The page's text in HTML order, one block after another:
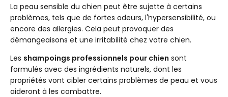
La peau sensible du chien peut être sujette à certains
problèmes, tels que de fortes odeurs, l'hypersensibilité, ou
encore des allergies. Cela peut provoquer des
démangeaisons et une irritabilité chez votre chien.
Les shampoings professionnels pour chien sont
formulés avec des ingrédients naturels, dont les
propriétés vont cibler certains problèmes de peau et vous
aideront à les combattre.